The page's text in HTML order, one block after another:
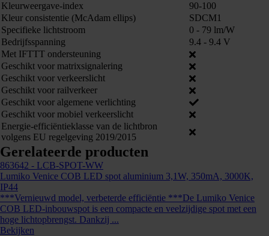
Kleurweergave-index
90-100
Kleur consistentie (McAdam ellips)
SDCM1
Specifieke lichtstroom
0 - 79 lm/W
Bedrijfsspanning
9.4 - 9.4 V
Met IFTTT ondersteuning
Geschikt voor matrixsignalering
Geschikt voor verkeerslicht
Geschikt voor railverkeer
Geschikt voor algemene verlichting
Geschikt voor mobiel verkeerslicht
Energie-efficiëntieklasse van de lichtbron
volgens EU regelgeving 2019/2015
Gerelateerde producten
863642 - LCB-SPOT-WW
Lumiko Venice COB LED spot aluminium 3,1W, 350mA, 3000K,
IP44
***Vernieuwd model, verbeterde efficiëntie ***De Lumiko Venice
COB LED-inbouwspot is een compacte en veelzijdige spot met een
hoge lichtopbrengst. Dankzij ...
Bekijken
Kunnen we je ergens mee helpen?
Neem dan contact op +31 88 002 33
00 of info@lumiko.nl